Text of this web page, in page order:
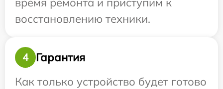
восстановлению техники.
4
Гарантия
Как только устройство будет готово